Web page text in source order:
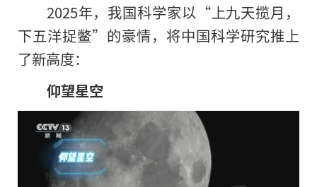
2025年，我国科学家以“上九天揽月，
下五洋捉鳖”的豪情，将中国科学研究推上
了新高度：
仰望星空